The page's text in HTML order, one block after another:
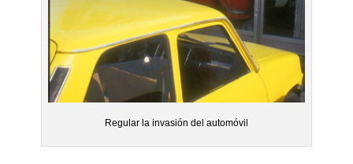
Regular la invasión del automóvil